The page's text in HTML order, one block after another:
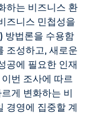
하는 비즈니스 환
즈니스 민첩성을
방법론을 수용함
조성하고, 새로운
공에 필요한 인재
번 조사에 따르
게 변화하는 비
경영에 집중할 계